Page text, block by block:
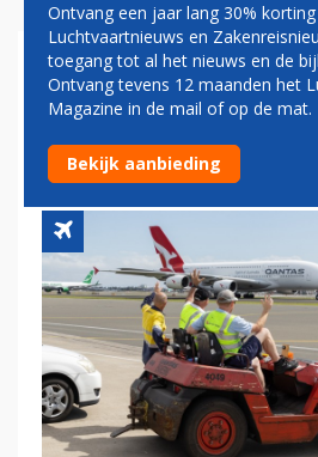
QANTAS HAALT
AIRBUS A380
AUSTRALIË
Ontvang een jaar lang 30%
Luchtvaartnieuws en
toegang tot al het nieuws en de
Ontvang tevens 12 maanden het
Magazine in de mail of op de mat.
Bekijk aanbieding